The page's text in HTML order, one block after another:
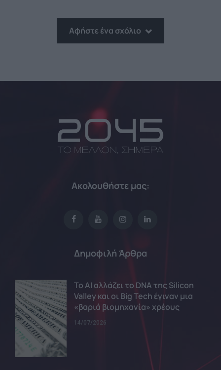
Αφήστε ένα σχόλιο
Ακολουθήστε μας:
Δημοφιλή Άρθρα
Το AI αλλάζει το DNA της Silicon
Valley και οι Big Tech έγιναν μια
«βαριά βιομηχανία» χρέους
14/07/2026